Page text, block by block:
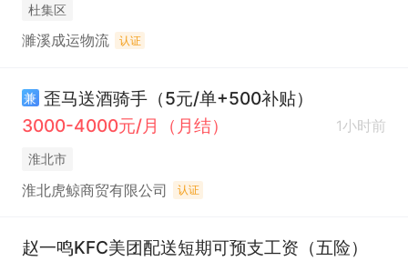
杜集区
濉溪成运物流 认证
兼 歪马送酒骑手（5元/单+500补贴）
3000-4000元/月（月结）
1小时前
淮北市
淮北虎鲸商贸有限公司 认证
赵一鸣KFC美团配送短期可预支工资（五险）